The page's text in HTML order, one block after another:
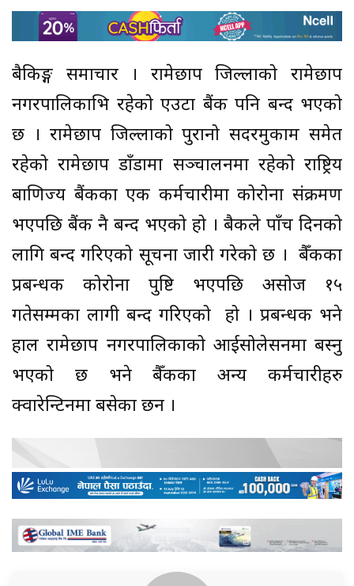
बैकिङ्ग समाचार । रामेछाप जिल्लाको रामेछाप
नगरपालिकाभित्र रहेको एउटा बैंक पनि बन्द भएको
छ । रामेछाप जिल्लाको पुरानो सदरमुकाम समेत
रहेको रामेछाप डाँडामा सञ्चालनमा रहेको राष्ट्रिय
बाणिज्य बैंकका एक कर्मचारीमा कोरोना संक्रमण
भएपछि बैंक नै बन्द भएको हो । बैकले पाँच दिनको
लागि बन्द गरिएको सूचना जारी गरेको छ । बैँकका
प्रबन्धक कोरोना पुष्टि भएपछि असोज १५
गतेसम्मका लागी बन्द गरिएको हो । प्रबन्धक भने
हाल रामेछाप नगरपालिकाको आईसोलेसनमा बस्नु
भएको छ भने बैँकका अन्य कर्मचारीहरु
क्वारेन्टिनमा बसेका छन ।